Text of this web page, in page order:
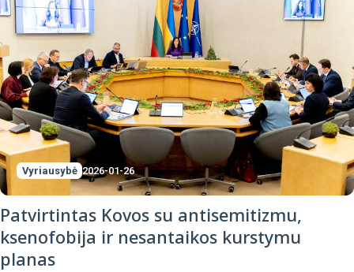
Vyriausybė 2026-01-26
Patvirtintas Kovos su antisemitizmu,
ksenofobija ir nesantaikos kurstymu
planas